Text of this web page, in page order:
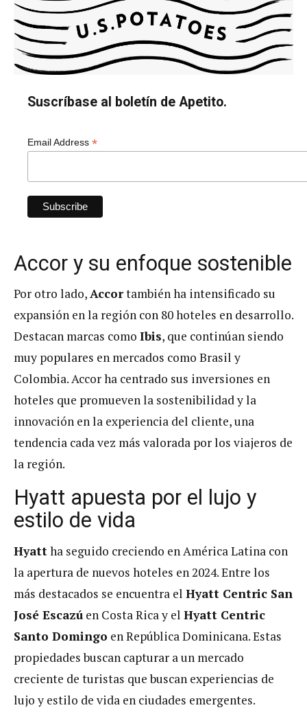
Suscríbase al boletín de Apetito.
Email Address *
Accor y su enfoque sostenible
Por otro lado,Accortambién ha intensificado su
expansión en la región con 80 hoteles en desarrollo.
Destacan marcas como Ibis, que continúan siendo
muy populares en mercados como Brasil y
Colombia. Accor ha centrado sus inversiones en
hoteles que promueven la sostenibilidad y la
innovación en la experiencia del cliente, una
tendencia cada vez más valorada por los viajeros de
la región​.
Hyatt apuesta por el lujo y
estilo de vida
Hyattha seguido creciendo en América Latina con
la apertura de nuevos hoteles en 2024. Entre los
más destacados se encuentra el Hyatt Centric San
José Escazú en Costa Rica y el Hyatt Centric
Santo Domingo en República Dominicana. Estas
propiedades buscan capturar a un mercado
creciente de turistas que buscan experiencias de
lujo y estilo de vida en ciudades emergentes​.